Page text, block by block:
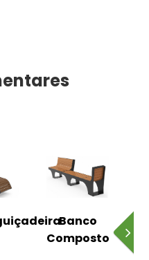
Banco
Composto